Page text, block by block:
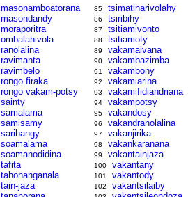
masonamboatorana
masondandy
moraporitra
ombalahivola
ranolalina
ravimanta
ravimbelo
rongo firaka
rongo vakam-potsy
sainty
samalama
samisamy
sarihangy
soamalama
soamanodidina
tafita
tahonanganala
tain-jaza
85 tsimatinarivolahy
86 tsiribihy
87 tsitiamivonto
88 tsitiamoty
89 vakamaivana
90 vakambazimba
91 vakambony
92 vakamiarina
93 vakamifidiandriana
94 vakampotsy
95 vakandosy
96 vakandranolalina
97 vakanjirika
98 vakankaranana
99 vakantainjaza
100 vakantany
101 vakantody
102 vakantsilaiby